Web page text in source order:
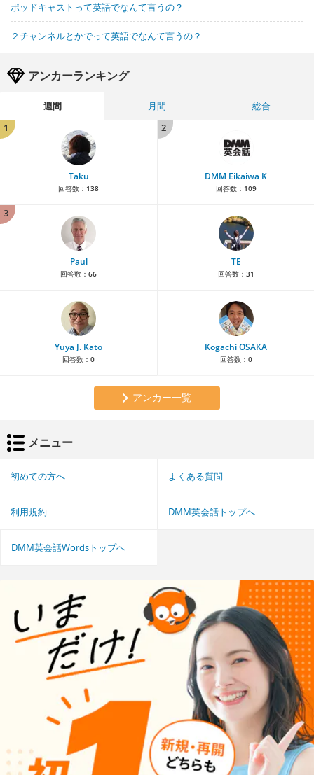
ポッドキャストって英語でなんて言うの？
２チャンネルとかでって英語でなんて言うの？
アンカーランキング
週間 月間
総合
1
Taku
回答数： 138
2
DMM Eikaiwa K
回答数： 109
3
Paul
回答数： 66
TE
回答数： 31
Yuya J. Kato
回答数： 0
Kogachi OSAKA
回答数： 0
アンカー一覧
メニュー
初めての方へ よくある質問
利用規約 DMM英会話トップへ
DMM英会話Wordsトップへ